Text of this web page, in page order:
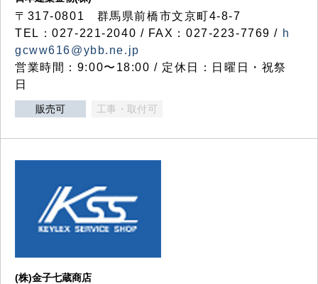
〒317‐0801 群馬県前橋市文京町4-8-7
TEL：027-221-2040 / FAX：027-223-7769 / h
gcww616@ybb.ne.jp
営業時間：9:00〜18:00 / 定休日：日曜日・祝祭
日
販売可 工事・取付可
(株)金子七蔵商店